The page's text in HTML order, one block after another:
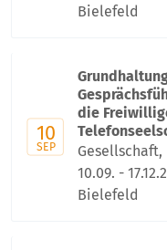
Bielefeld
10
SEP
die
10.09. -
Bielefeld